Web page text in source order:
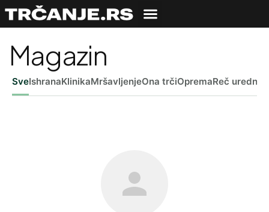
Magazin
SveIshranaKlinikaMršavljenjeOna trčiOpremaReč